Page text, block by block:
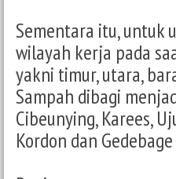
Sementara itu, untuk
wilayah kerja pada
yakni timur, utara,
Sampah dibagi
Cibeunying, Karees,
Kordon dan